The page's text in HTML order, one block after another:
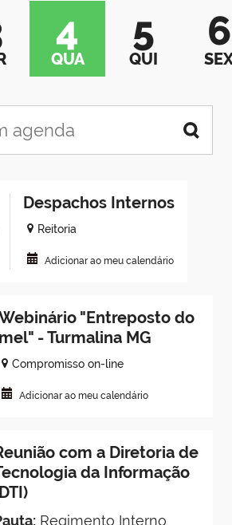
4
QUA
5
QUI
6
Despachos Internos
Reitoria
Adicionar ao meu calendário
"Entreposto do
mel" - Turmalina MG
Compromisso on-line
Adicionar ao meu calendário
com a Diretoria de
da Informação
Regimento Interno